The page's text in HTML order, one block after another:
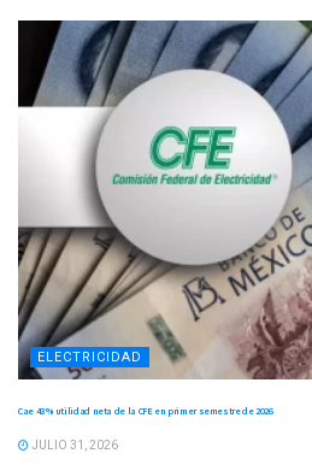
ELECTRICIDAD
Cae 43 % utilidad neta de la CFE en primer semestre de 2026
JULIO 31, 2026